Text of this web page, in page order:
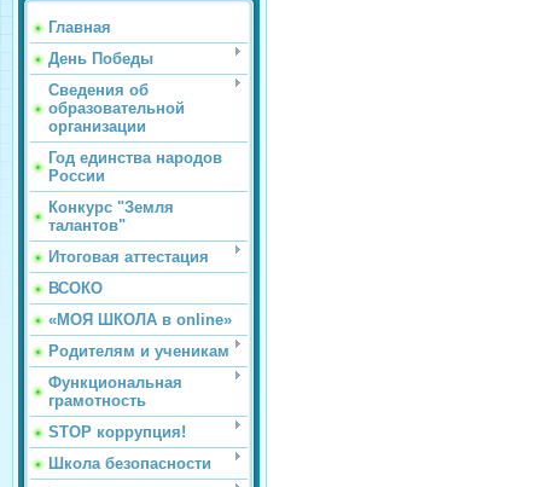
Главная
День Победы
Сведения об
образовательной
организации
Год единства народов
России
Конкурс "Земля
талантов"
Итоговая аттестация
ВСОКО
«МОЯ ШКОЛА в online»
Родителям и ученикам
Функциональная
грамотность
STOP коррупция!
Школа безопасности